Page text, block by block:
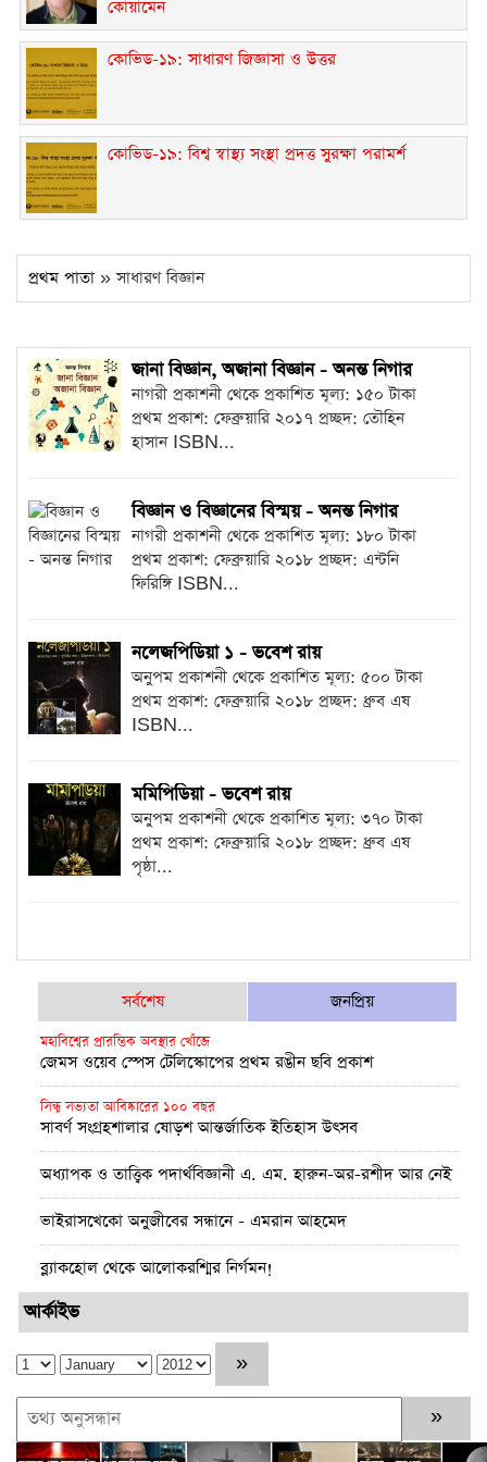
কোয়ামেন
কোভিড-১৯: সাধারণ জিজ্ঞাসা ও উত্তর
কোভিড-১৯: বিশ্ব স্বাস্থ্য সংস্থা প্রদত্ত সুরক্ষা পরামর্শ
প্রথম পাতা » সাধারণ বিজ্ঞান
জানা বিজ্ঞান, অজানা বিজ্ঞান - অনন্ত নিগার
নাগরী প্রকাশনী থেকে প্রকাশিত মূল্য: ১৫০ টাকা
প্রথম প্রকাশ: ফেব্রুয়ারি ২০১৭ প্রচ্ছদ: তৌহিন
হাসান ISBN...
বিজ্ঞান ও বিজ্ঞানের বিস্ময় - অনন্ত নিগার
নাগরী প্রকাশনী থেকে প্রকাশিত মূল্য: ১৮০ টাকা
প্রথম প্রকাশ: ফেব্রুয়ারি ২০১৮ প্রচ্ছদ: এন্টনি
ফিরিঙ্গি ISBN...
নলেজপিডিয়া ১ - ভবেশ রায়
অনুপম প্রকাশনী থেকে প্রকাশিত মূল্য: ৫০০ টাকা
প্রথম প্রকাশ: ফেব্রুয়ারি ২০১৮ প্রচ্ছদ: ধ্রুব এষ
ISBN...
মমিপিডিয়া - ভবেশ রায়
অনুপম প্রকাশনী থেকে প্রকাশিত মূল্য: ৩৭০ টাকা
প্রথম প্রকাশ: ফেব্রুয়ারি ২০১৮ প্রচ্ছদ: ধ্রুব এষ
পৃষ্ঠা...
সর্বশেষ জনপ্রিয়
মহাবিশ্বের প্রারম্ভিক অবস্থার খোঁজে
জেমস ওয়েব স্পেস টেলিস্কোপের প্রথম রঙীন ছবি প্রকাশ
সিন্ধু সভ্যতা আবিষ্কারের ১০০ বছর
সাবর্ণ সংগ্রহশালার ষোড়শ আন্তর্জাতিক ইতিহাস উৎসব
অধ্যাপক ও তাত্ত্বিক পদার্থবিজ্ঞানী এ. এম. হারুন-অর-রশীদ আর নেই
ভাইরাসখেকো অনুজীবের সন্ধানে - এমরান আহমেদ
ব্ল্যাকহোল থেকে আলোকরশ্মির নির্গমন!
পূর্ণতা মিলল আইনস্টাইনের সাধারণ আপেক্ষিকতা তত্ত্বের
উচ্চমাত্রায় অক্সিজেন সহায়তায় বুয়েটের উদ্ভাবন: অক্সিজেট
প্রথম চন্দ্রাভিযানের নভোচারী মাইকেল কলিন্স এর জীবনাবসান
মঙ্গলে ইনজেনুইটি’র নতুন সাফল্য
আর্কাইভ